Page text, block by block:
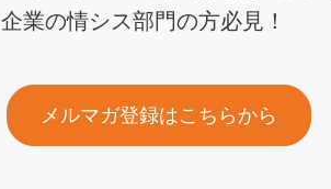
企業の情シス部門の方必見！
メルマガ登録はこちらから